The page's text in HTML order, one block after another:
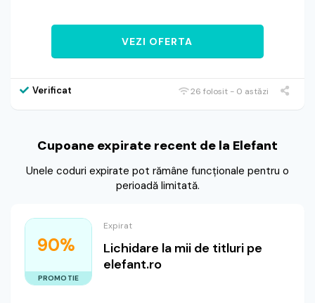
VEZI OFERTA
Verificat 26 folosit - 0 astăzi
Cupoane expirate recent de la Elefant
Unele coduri expirate pot rămâne funcționale pentru o
perioadă limitată.
90%
PROMOTIE
Expirat
Lichidare la mii de titluri pe
elefant.ro